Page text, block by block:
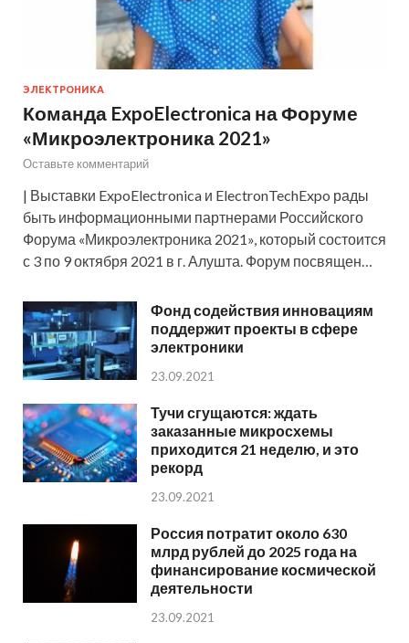
ЭЛЕКТРОНИКА
Команда ExpoElectronica на Форуме
«Микроэлектроника 2021»
Оставьте комментарий
| Выставки ExpoElectronica и ElectronTechExpo рады
быть информационными партнерами Российского
Форума «Микроэлектроника 2021», который состоится
с 3 по 9 октября 2021 в г. Алушта. Форум посвящен…
Фонд содействия инновациям
поддержит проекты в сфере
электроники
23.09.2021
Тучи сгущаются: ждать
заказанные микросхемы
приходится 21 неделю, и это
рекорд
23.09.2021
Россия потратит около 630
млрд рублей до 2025 года на
финансирование космической
деятельности
23.09.2021